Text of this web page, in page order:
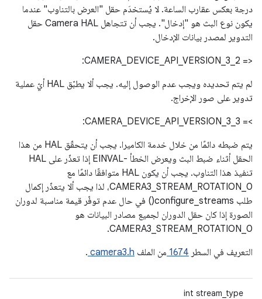
درجة بعكس عقارب الساعة. لا يُستخدَم حقل "العرض بالتناوب" عندما
يكون نوع البث هو "إدخال". يجب أن تتجاهل Camera HAL حقل
التدوير لمصدر بيانات الإدخال.
‫<= CAMERA_DEVICE_API_VERSION_3_2:
لم يتم تحديده ويجب عدم الوصول إليه. يجب ألا يطبّق HAL أيّ عملية
تدوير على صور الإخراج.
‫>= CAMERA_DEVICE_API_VERSION_3_3:
يتم ضبطه دائمًا من خلال خدمة الكاميرا. يجب أن يتحقّق HAL من هذا
الحقل أثناء ضبط البث ويعرض الخطأ -EINVAL إذا تعذّر على HAL
تنفيذ هذا التناوب. يجب أن يكون HAL متوافقًا دائمًا مع
CAMERA3_STREAM_ROTATION_0، لذا يجب ألا يتعذّر إكمال
طلب configure_streams() في حال عدم توفّر قيمة مناسبة لدوران
الصورة إذا كان حقل الدوران لجميع مصادر البيانات هو
CAMERA3_STREAM_ROTATION_0.
التعريف في السطر 1674 من الملف camera3.h
.
int stream_type